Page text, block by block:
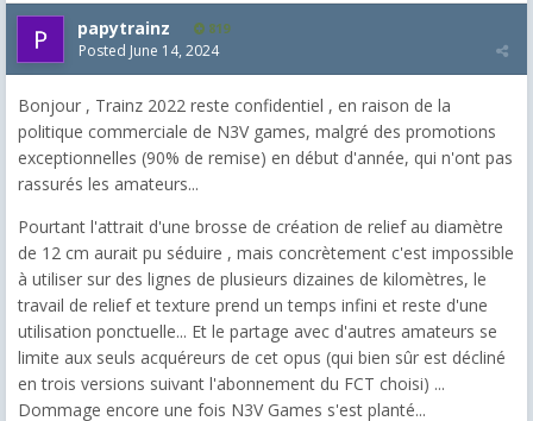
papytrainz 819
Posted June 14, 2024
Bonjour , Trainz 2022 reste confidentiel , en raison de la
politique commerciale de N3V games, malgré des promotions
exceptionnelles (90% de remise) en début d'année, qui n'ont pas
rassurés les amateurs...
Pourtant l'attrait d'une brosse de création de relief au diamètre
de 12 cm aurait pu séduire , mais concrètement c'est impossible
à utiliser sur des lignes de plusieurs dizaines de kilomètres, le
travail de relief et texture prend un temps infini et reste d'une
utilisation ponctuelle... Et le partage avec d'autres amateurs se
limite aux seuls acquéreurs de cet opus (qui bien sûr est décliné
en trois versions suivant l'abonnement du FCT choisi) ...
Dommage encore une fois N3V Games s'est planté...